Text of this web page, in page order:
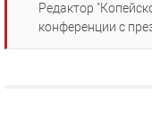
Редактор
конференции с